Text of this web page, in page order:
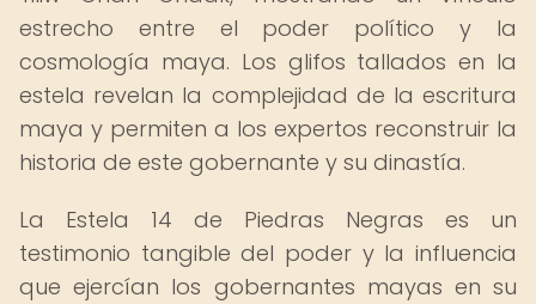
estrecho entre el poder político y la
cosmología maya. Los glifos tallados en la
estela revelan la complejidad de la escritura
maya y permiten a los expertos reconstruir la
historia de este gobernante y su dinastía.
La Estela 14 de Piedras Negras es un
testimonio tangible del poder y la influencia
que ejercían los gobernantes mayas en su